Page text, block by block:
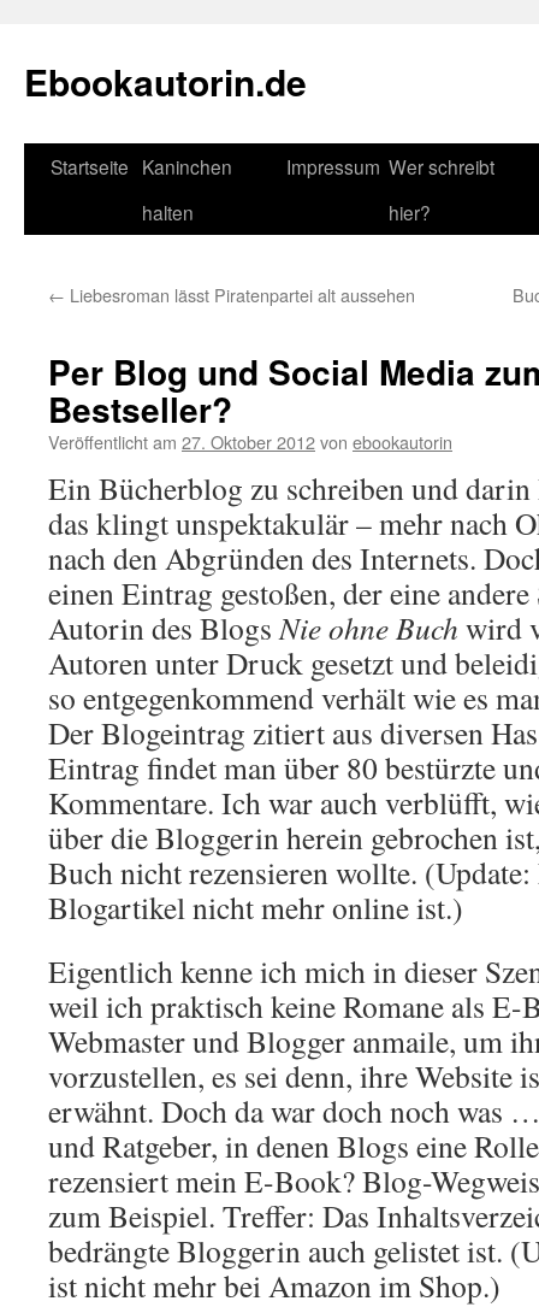
springen
Ebookautorin.de
Startseite Kaninchen
halten
Impressum Wer schreibt
hier?
← Liebesroman lässt Piratenpartei alt aussehen
Per Blog und Social Media
Bestseller?
Veröffentlicht am 27. Oktober 2012von ebookautorin
Ein Bücherblog zu schreiben und
das klingt unspektakulär – mehr nach
nach den Abgründen des Internets.
einen Eintrag gestoßen, der eine
Autorin des BlogsNie ohne Buch wird
Autoren unter Druck gesetzt und
so entgegenkommend verhält wie es
Der Blogeintrag zitiert aus diversen
Eintrag findet man über 80 bestürzte
Kommentare. Ich war auch verblüfft,
über die Bloggerin herein gebrochen
Buch nicht rezensieren wollte.
Blogartikel nicht mehr online ist.)
Eigentlich kenne ich mich in dieser
weil ich praktisch keine Romane als E-
Webmaster und Blogger anmaile, um
vorzustellen, es sei denn, ihre Website
erwähnt. Doch da war doch noch was
und Ratgeber, in denen Blogs eine
rezensiert mein E-Book? Blog-
zum Beispiel. Treffer: Das
bedrängte Bloggerin auch gelistet ist.
ist nicht mehr bei Amazon im Shop.)